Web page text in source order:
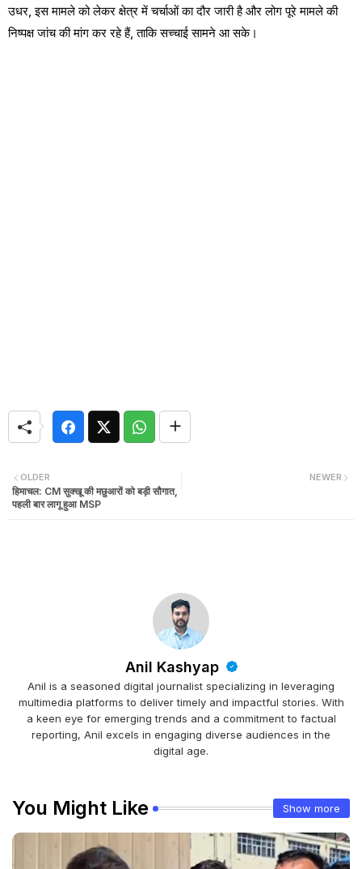
उधर, इस मामले को लेकर क्षेत्र में चर्चाओं का दौर जारी है और लोग पूरे मामले की
निष्पक्ष जांच की मांग कर रहे हैं, ताकि सच्चाई सामने आ सके।
NEWER
OLDER
हिमाचल: CM सुक्खू की मछुआरों को बड़ी सौगात,
पहली बार लागू हुआ MSP
Anil Kashyap
Anil is a seasoned digital journalist specializing in leveraging
multimedia platforms to deliver timely and impactful stories. With
a keen eye for emerging trends and a commitment to factual
reporting, Anil excels in engaging diverse audiences in the
digital age.
You Might Like Show more